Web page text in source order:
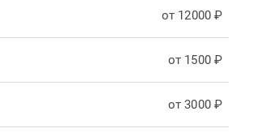
от 12000 ₽
от 1500 ₽
от 3000 ₽